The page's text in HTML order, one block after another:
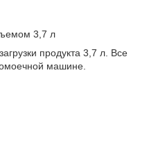
3,7 л
продукта 3,7 л. Все
машине.